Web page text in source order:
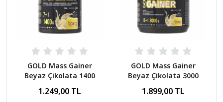
GOLD Mass Gainer
Beyaz Çikolata 1400
1.249,00 TL
GOLD Mass Gainer
Beyaz Çikolata 3000
1.899,00 TL